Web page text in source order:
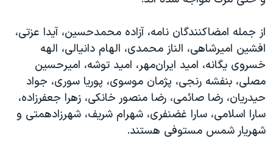
از جمله امضاکنندگان نامه، آزاده محمدحسین، آیدا عزتی،
افشین امیرشاهی، الناز محمدی، الهام دانیالی، الهه
خسروی یگانه، امید ایران‌مهر، امید توشه، امیرحسین
مصلی، بنفشه رنجی، پژمان موسوی، پوریا سوری، جواد
حیدریان، رضا صائمی، رضا منصور خانکی، زهرا جعفرزاده،
سارا اسلامی، سارا غضنفری، شهرام شریف، شهرزادهمتی و
شهریار شمس مستوفی هستند.